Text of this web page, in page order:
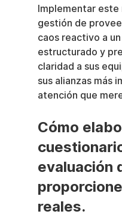
Implementar
gestión de
caos reactivo a
estructurado y
claridad a sus
sus alianzas más
atención que
Cómo
evaluación
reales.